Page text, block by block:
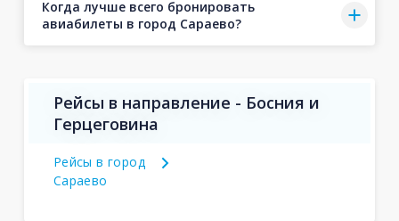
Когда лучше всего бронировать
авиабилеты в город Сараево?
Рейсы в направление - Босния и
Герцеговина
Рейсы в город
Сараево